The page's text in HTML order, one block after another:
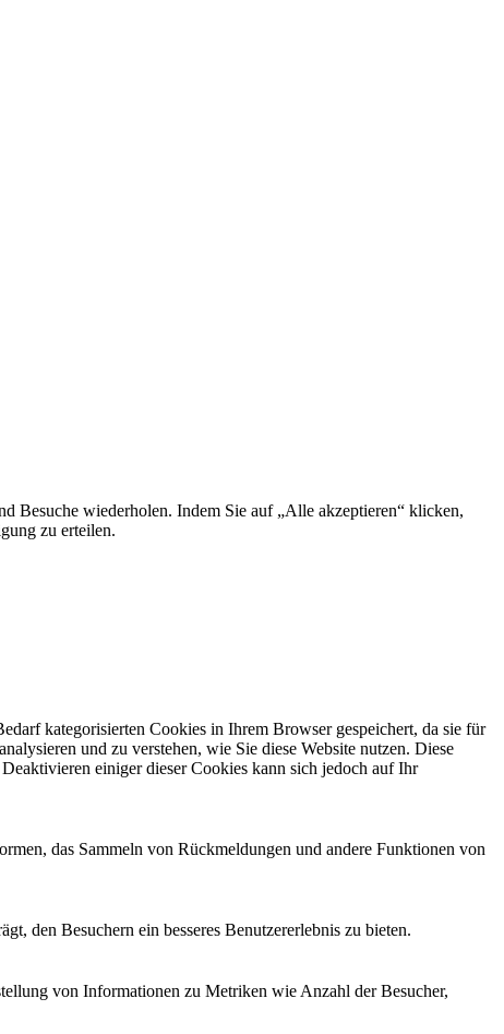
Besuche wiederholen. Indem Sie auf „Alle akzeptieren“ klicken,
zu erteilen.
kategorisierten Cookies in Ihrem Browser gespeichert, da sie für
und zu verstehen, wie Sie diese Website nutzen. Diese
einiger dieser Cookies kann sich jedoch auf Ihr
das Sammeln von Rückmeldungen und andere Funktionen von
den Besuchern ein besseres Benutzererlebnis zu bieten.
von Informationen zu Metriken wie Anzahl der Besucher,